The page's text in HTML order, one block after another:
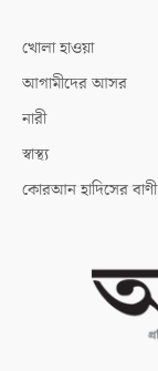
খোলা হাওয়া
আগামীদের আসর
নারী
স্বাস্থ্য
কোরআন হাদিসের বাণী